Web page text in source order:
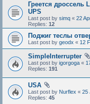
Греется дроссель
UPS
Last post by simq « 22
Replies: 12
Поджиг теслы
Last post by geodx « 12
SimpleInterrupter
Last post by igorgoga «
Replies: 191
USA
Last post by Nurflex « 25
Replies: 45